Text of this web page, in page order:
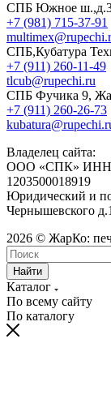
СПБ Южное
+7 (981) 715-37-91
СПБ,Кубатура
+7 (911) 260-11-49
tlcub@rupechi.ru
СПБ Фучика 9,
+7 (911) 260-26-73
Владелец сайта:
ООО «СПК» ИНН /
1203500018919
Юридический и
Чернышевского
2026 © ЖарКо:
Найти
Каталог
По всему сайту
По каталогу